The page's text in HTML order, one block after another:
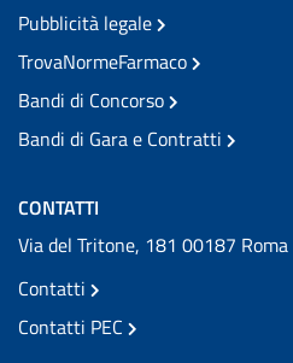
Pubblicità legale
TrovaNormeFarmaco
Bandi di Concorso
Bandi di Gara e Contratti
CONTATTI
Via del Tritone, 181 00187 Roma
Contatti
Contatti PEC